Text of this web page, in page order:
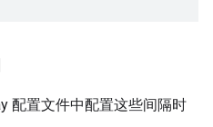
配置文件中配置这些间隔时